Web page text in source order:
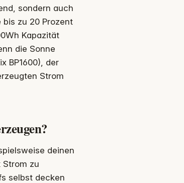
sondern auch
zu 20 Prozent
Kapazität
die Sonne
BP1600), der
Strom
deinen
Strom zu
selbst decken